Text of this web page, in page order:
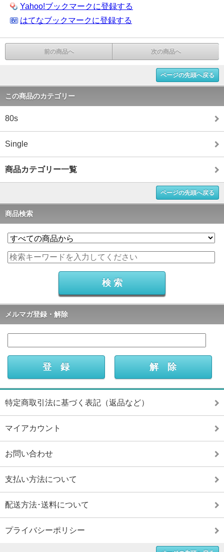
Yahoo!ブックマークに登録する
はてなブックマークに登録する
前の商品へ 次の商品へ
ページの先頭へ戻る
この商品のカテゴリー
80s
Single
商品カテゴリー一覧
ページの先頭へ戻る
商品検索
メルマガ登録・解除
特定商取引法に基づく表記（返品など）
マイアカウント
お問い合わせ
支払い方法について
配送方法･送料について
プライバシーポリシー